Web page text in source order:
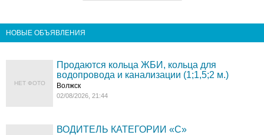
НОВЫЕ ОБЪЯВЛЕНИЯ
НЕТ ФОТО
Продаются кольца ЖБИ, кольца для
водопровода и канализации (1;1,5;2 м.)
Волжск
02/08/2026, 21:44
ВОДИТЕЛЬ КАТЕГОРИИ «C»